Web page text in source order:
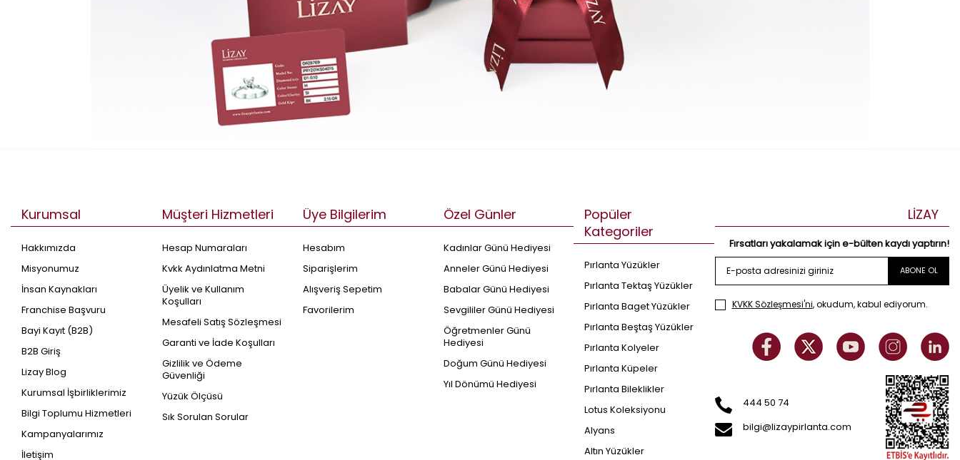
Kurumsal
Hakkımızda
Misyonumuz
İnsan Kaynakları
Franchise Başvuru
Bayi Kayıt (B2B)
B2B Giriş
Lizay Blog
Kurumsal İşbirliklerimiz
Bilgi Toplumu Hizmetleri
Kampanyalarımız
İletişim
Müşteri Hizmetleri
Hesap Numaraları
Kvkk Aydınlatma Metni
Üyelik ve Kullanım
Koşulları
Mesafeli Satış Sözleşmesi
Garanti ve İade Koşulları
Gizlilik ve Ödeme
Güvenliği
Yüzük Ölçüsü
Sık Sorulan Sorular
Üye Bilgilerim
Hesabım
Siparişlerim
Alışveriş Sepetim
Favorilerim
Özel Günler
Kadınlar Günü Hediyesi
Anneler Günü Hediyesi
Babalar Günü Hediyesi
Sevgililer Günü Hediyesi
Öğretmenler Günü
Hediyesi
Doğum Günü Hediyesi
Yıl Dönümü Hediyesi
Popüler
Kategoriler
Pırlanta Yüzükler
Pırlanta Tektaş Yüzükler
Pırlanta Baget Yüzükler
Pırlanta Beştaş Yüzükler
Pırlanta Kolyeler
Pırlanta Küpeler
Pırlanta Bileklikler
Lotus Koleksiyonu
Alyans
Altın Yüzükler
LİZAY
Fırsatları yakalamak için e-bülten kaydı yaptırın!
ABONE OL
KVKK Sözleşmesi'ni, okudum, kabul ediyorum.
444 50 74
bilgi@lizaypirlanta.com